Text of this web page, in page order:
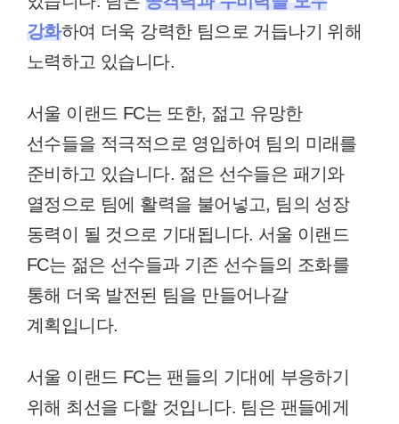
강화하여 더욱 강력한 팀으로 거듭나기 위해
노력하고 있습니다.
서울 이랜드 FC는 또한, 젊고 유망한
선수들을 적극적으로 영입하여 팀의 미래를
준비하고 있습니다. 젊은 선수들은 패기와
열정으로 팀에 활력을 불어넣고, 팀의 성장
동력이 될 것으로 기대됩니다. 서울 이랜드
FC는 젊은 선수들과 기존 선수들의 조화를
통해 더욱 발전된 팀을 만들어나갈
계획입니다.
서울 이랜드 FC는 팬들의 기대에 부응하기
위해 최선을 다할 것입니다. 팀은 팬들에게